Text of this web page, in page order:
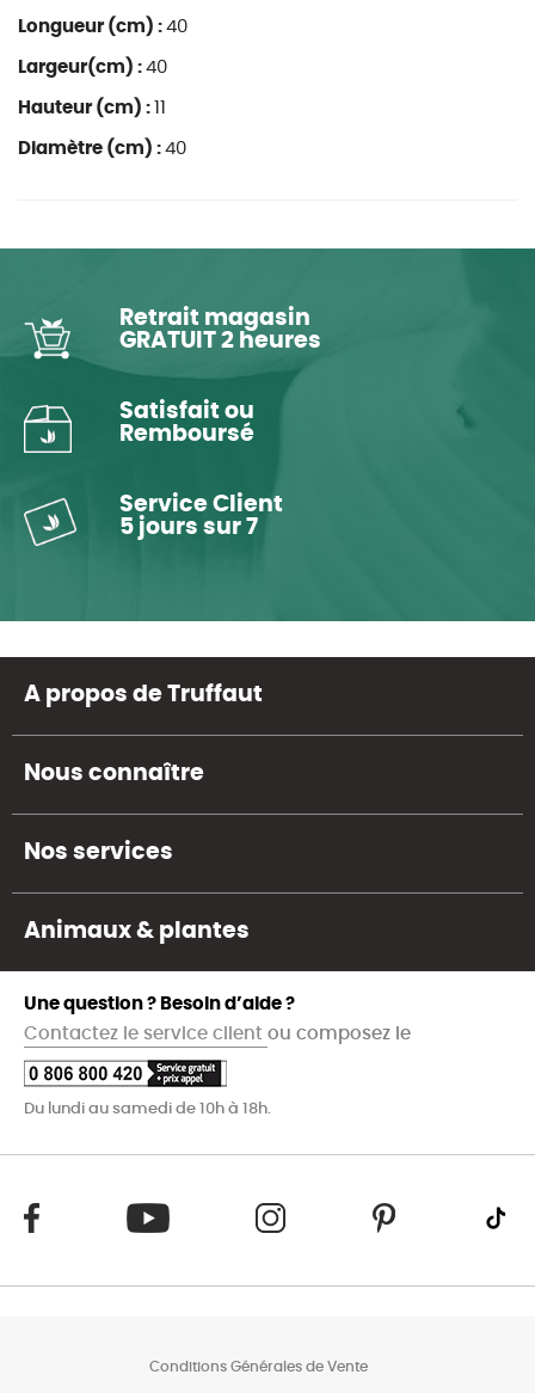
Longueur (cm) : 40
Largeur(cm) : 40
Hauteur (cm) :
Diamètre (cm) : 40
Retrait magasin
GRATUIT 2 heures
Satisfait ou
Remboursé
Service Client
5 jours sur 7
A propos de Truffaut
Nous connaître
Nos services
Animaux & plantes
Une question ? Besoin d’aide ?
Contactez le service client ou composez le
Du lundi au samedi de 10h à 18h.
Conditions Générales de Vente